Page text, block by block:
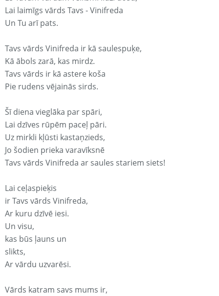
Lai laimīgs vārds Tavs - Vinifreda
Un Tu arī pats.
Tavs vārds Vinifreda ir kā saulespuķe,
Kā ābols zarā, kas mirdz.
Tavs vārds ir kā astere koša
Pie rudens vējainās sirds.
Šī diena vieglāka par spāri,
Lai dzīves rūpēm paceļ pāri.
Uz mirkli kļūsti kastaņzieds,
Jo šodien prieka varavīksnē
Tavs vārds Vinifreda ar saules stariem siets!
Lai ceļaspieķis
ir Tavs vārds Vinifreda,
Ar kuru dzīvē iesi.
Un visu,
kas būs ļauns un
slikts,
Ar vārdu uzvarēsi.
Vārds katram savs mums ir,